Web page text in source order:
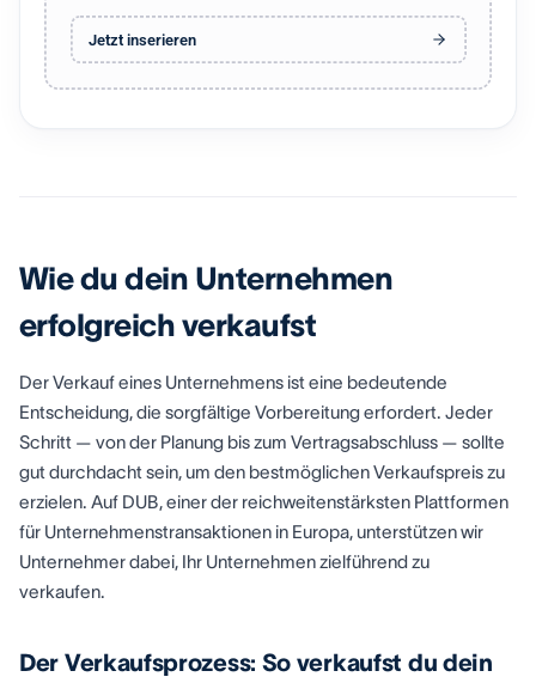
Jetzt inserieren
Wie du dein Unternehmen
erfolgreich verkaufst
Der Verkauf eines Unternehmens ist eine bedeutende
Entscheidung, die sorgfältige Vorbereitung erfordert. Jeder
Schritt — von der Planung bis zum Vertragsabschluss — sollte
gut durchdacht sein, um den bestmöglichen Verkaufspreis zu
erzielen. Auf DUB, einer der reichweitenstärksten Plattformen
für Unternehmenstransaktionen in Europa, unterstützen wir
Unternehmer dabei, Ihr Unternehmen zielführend zu
verkaufen.
Der Verkaufsprozess: So verkaufst du dein